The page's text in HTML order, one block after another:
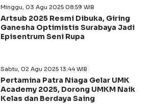
Minggu, 03 Agu 2025 08:59 WIB
Artsub 2025 Resmi Dibuka, Giring
Ganesha Optimistis Surabaya Jadi
Episentrum Seni Rupa
Sabtu, 02 Agu 2025 13:44 WIB
Pertamina Patra Niaga Gelar UMK
Academy 2025, Dorong UMKM Naik
Kelas dan Berdaya Saing